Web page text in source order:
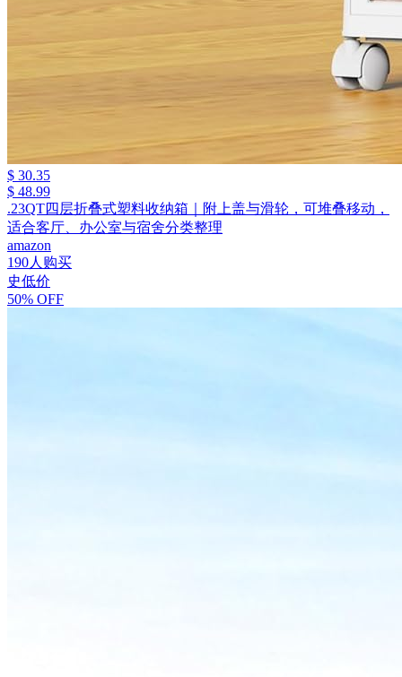
$ 30.35
$ 48.99
.23QT四层折叠式塑料收纳箱｜附上盖与滑轮，可堆叠移动，
适合客厅、办公室与宿舍分类整理
amazon
190人购买
史低价
50% OFF